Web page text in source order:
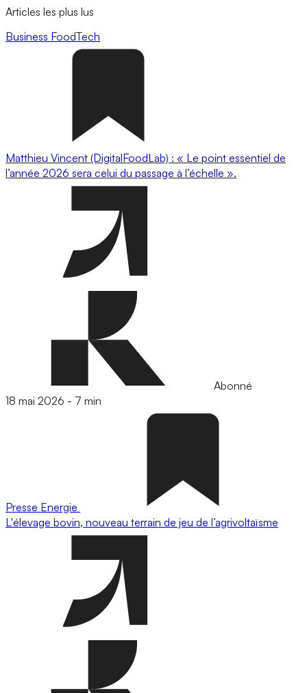
Articles les plus lus
Business FoodTech
Matthieu Vincent (DigitalFoodLab) : « Le point essentiel de
l’année 2026 sera celui du passage à l’échelle ».
Abonné
18 mai 2026 - 7 min
Presse Energie
L'élevage bovin, nouveau terrain de jeu de l’agrivoltaïsme